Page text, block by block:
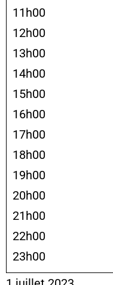
11h00
12h00
13h00
14h00
15h00
16h00
17h00
18h00
19h00
20h00
21h00
22h00
23h00